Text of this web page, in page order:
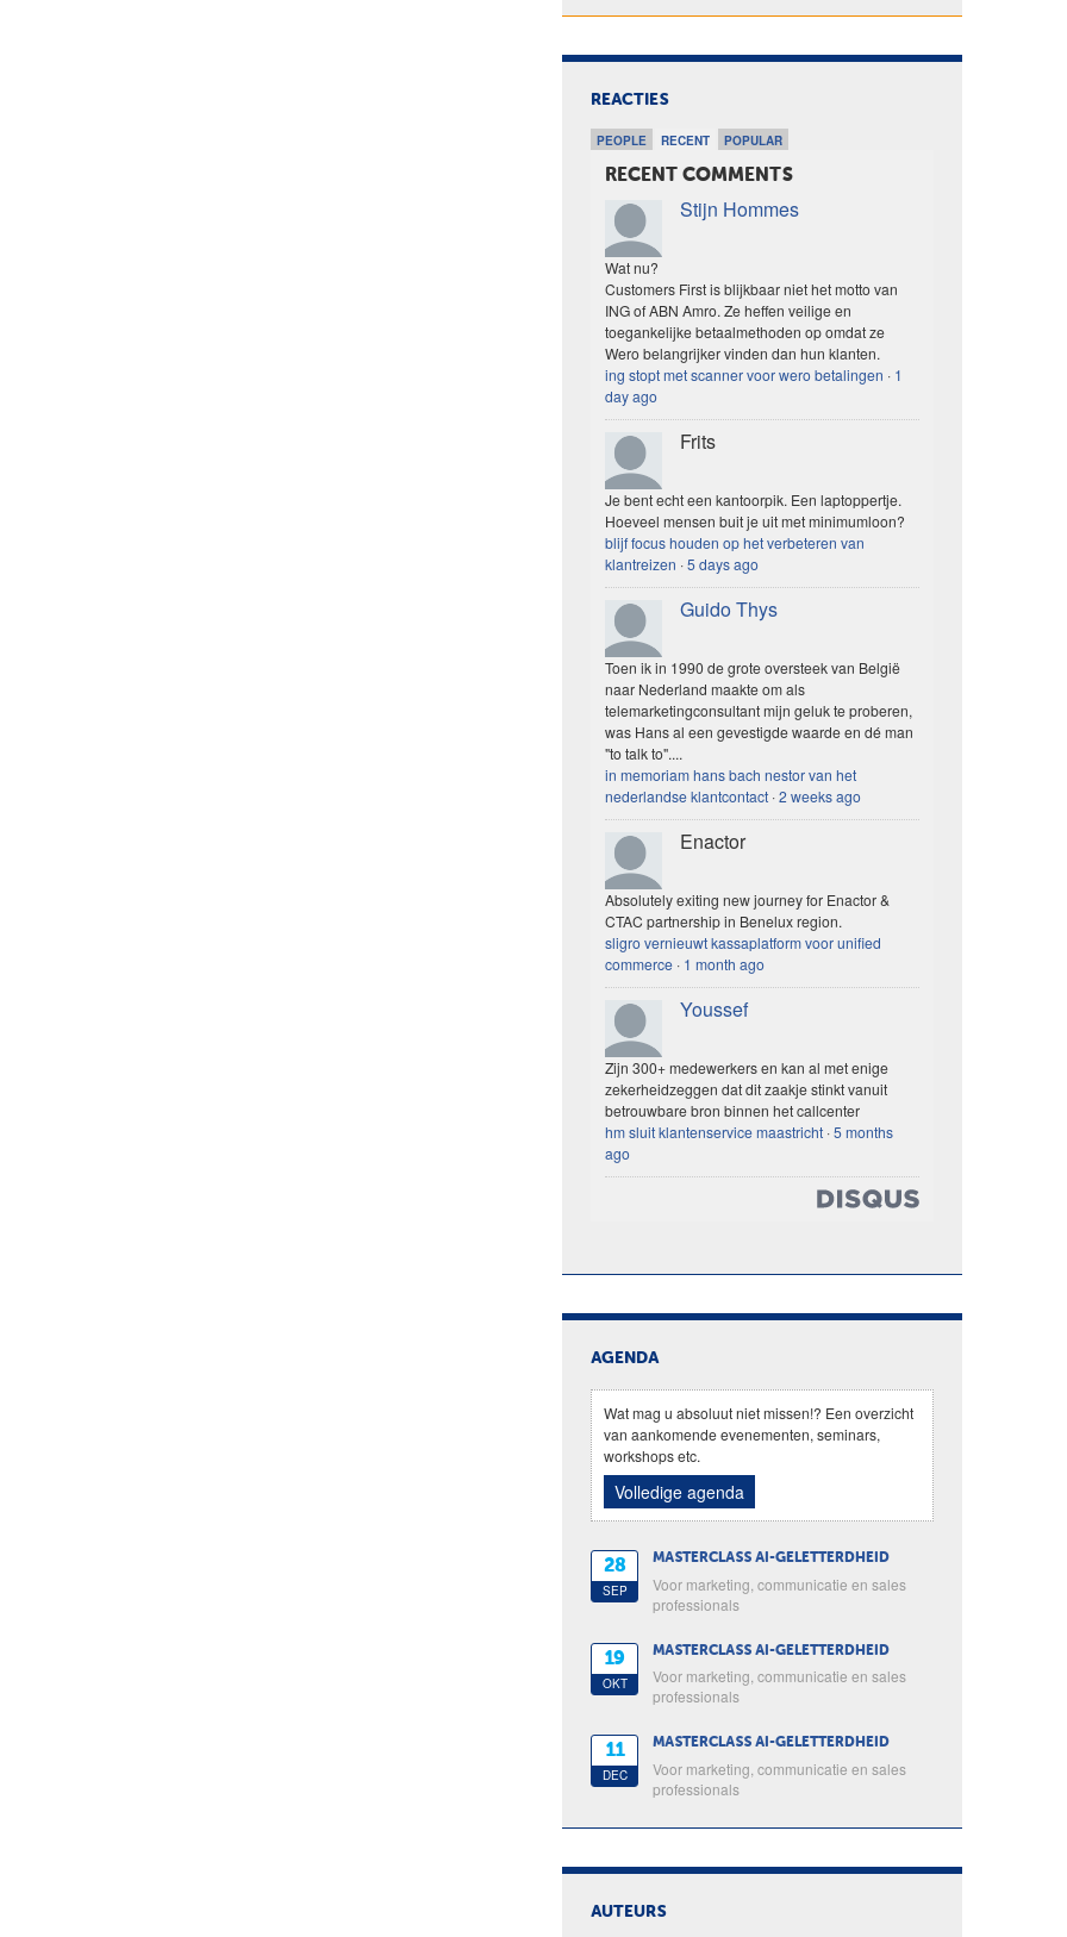
REACTIES
PEOPLE RECENT POPULAR
RECENT COMMENTS
Stijn Hommes
Wat nu?
Customers First is blijkbaar niet het motto van
ING of ABN Amro. Ze heffen veilige en
toegankelijke betaalmethoden op omdat ze
Wero belangrijker vinden dan hun klanten.
ing stopt met scanner voor wero betalingen · 1
day ago
Frits
Je bent echt een kantoorpik. Een laptoppertje.
Hoeveel mensen buit je uit met minimumloon?
blijf focus houden op het verbeteren van
klantreizen ·5 days ago
Guido Thys
Toen ik in 1990 de grote oversteek van België
naar Nederland maakte om als
telemarketingconsultant mijn geluk te proberen,
was Hans al een gevestigde waarde en dé man
"to talk to"....
in memoriam hans bach nestor van het
nederlandse klantcontact ·2 weeks ago
Enactor
Absolutely exiting new journey for Enactor &
CTAC partnership in Benelux region.
sligro vernieuwt kassaplatform voor unified
commerce · 1 month ago
Youssef
Zijn 300+ medewerkers en kan al met enige
zekerheidzeggen dat dit zaakje stinkt vanuit
betrouwbare bron binnen het callcenter
hm sluit klantenservice maastricht ·5 months
ago
AGENDA
Wat mag u absoluut niet missen!? Een overzicht
van aankomende evenementen, seminars,
workshops etc.
Volledige agenda
28
SEP
MASTERCLASS AI-GELETTERDHEID
Voor marketing, communicatie en sales
professionals
19
OKT
MASTERCLASS AI-GELETTERDHEID
Voor marketing, communicatie en sales
professionals
11
DEC
MASTERCLASS AI-GELETTERDHEID
Voor marketing, communicatie en sales
professionals
AUTEURS